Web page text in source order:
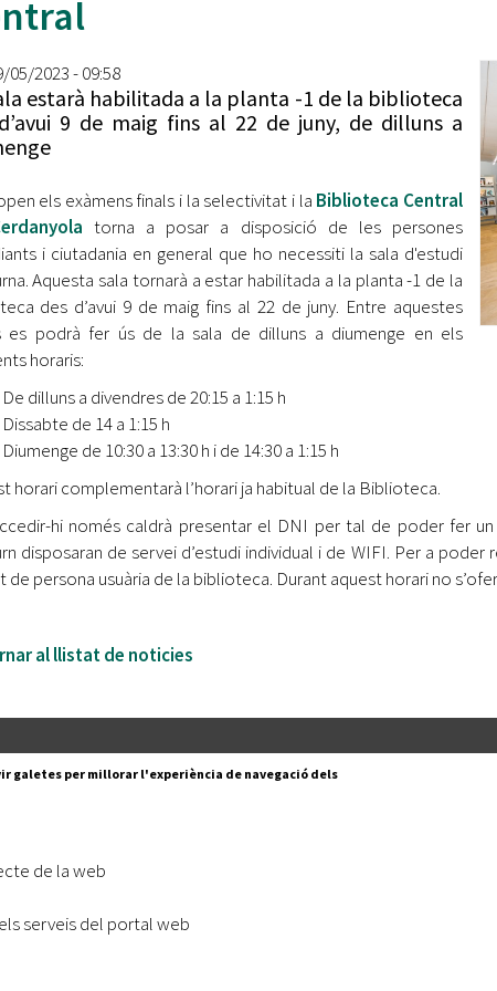
Oberta la convocatòria d'Ajuts per a l'autoocupació
jove 2026
Cerdanyola opta a més de 5 milions d'euros del Pla de
Barris per transformar les Fontetes, Quatre Cantons i
l'entorn de l'avinguda Catalunya
tret de sortida al festival
L’Ajuntament reparteix ulleres gratuïtes per veure
l'eclipsi solar
05/2023 - 09:58
estarà habilitada a la planta -1 de la biblioteca
9 de maig fins al 22 de juny, de dilluns a
els exàmens finals i la selectivitat i la Biblioteca Central
torna a posar a disposició de les persones
i ciutadania en general que ho necessiti la sala d'estudi
Aquesta sala tornarà a estar habilitada a la planta -1 de la
des d’avui 9 de maig fins al 22 de juny. Entre aquestes
es podrà fer ús de la sala de dilluns a diumenge en els
horaris:
De dilluns a divendres de 20:15 a 1:15 h
Dissabte de 14 a 1:15 h
Diumenge de 10:30 a 13:30 h i de 14:30 a 1:15 h
horari complementarà l’horari ja habitual de la Biblioteca.
hi només caldrà presentar el DNI per tal de poder fer
disposaran de servei d’estudi individual i de WIFI. Per a
de persona usuària de la biblioteca. Durant aquest horari no
al llistat de noticies
Layret, s/n
Segueix-nos a:
galetes per millorar l'experiència de navegació dels
de la web
serveis del portal web